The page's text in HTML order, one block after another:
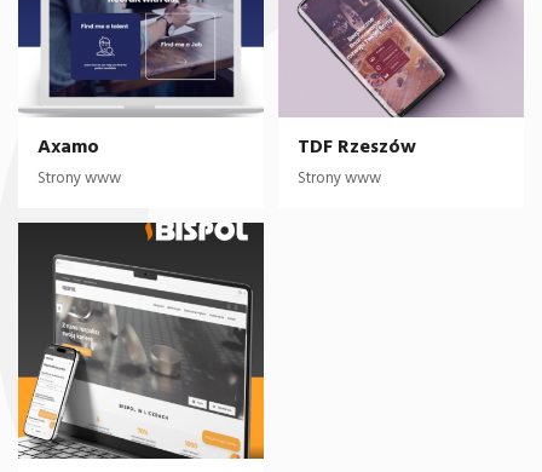
Axamo
Strony www
TDF Rzeszów
Strony www